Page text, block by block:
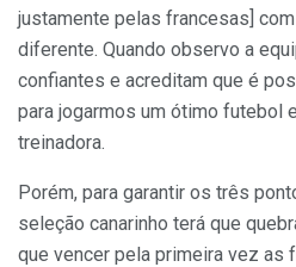
justamente pelas francesas]
diferente. Quando observo a
confiantes e acreditam que é
para jogarmos um ótimo futebol
treinadora.
Porém, para garantir os três
seleção canarinho terá que
que vencer pela primeira vez as